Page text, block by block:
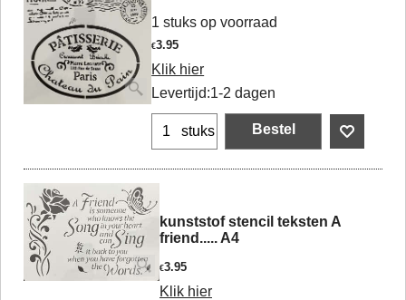
1 stuks op voorraad
€3.95
Klik hier
Levertijd:1-2 dagen
stuks Bestel
kunststof stencil teksten A
friend..... A4
€3.95
Klik hier